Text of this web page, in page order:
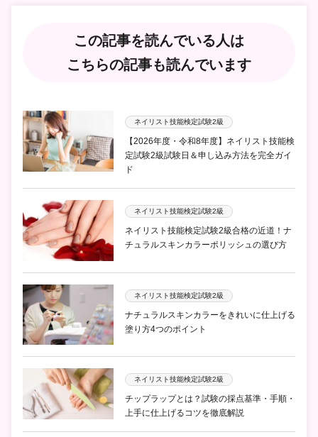
この記事を読んでいる人は
こちらの記事も読んでいます
ネイリスト技能検定試験2級
【2026年度・令和8年度】ネイリスト技能検
定試験2級試験日＆申し込み方法を完全ガイ
ド
ネイリスト技能検定試験2級
ネイリスト技能検定試験2級合格の近道！ナ
チュラルスキンカラーポリッシュの選び方
ネイリスト技能検定試験2級
ナチュラルスキンカラーをきれいに仕上げる
塗り方4つのポイント
ネイリスト技能検定試験2級
チップラップとは？試験の採点基準・手順・
上手に仕上げるコツを徹底解説